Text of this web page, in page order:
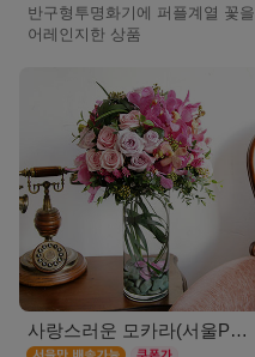
반구형투명화기에 퍼플계열 꽃을
어레인지한 상품
사랑스러운 모카라(서울P_예약배송)